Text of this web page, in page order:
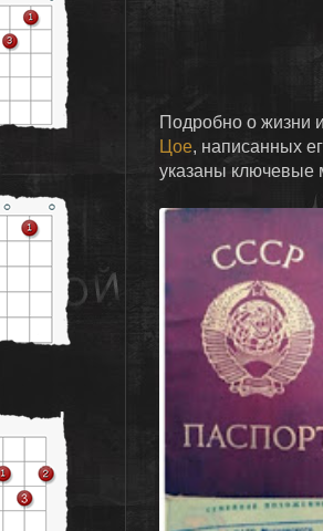
Подробно о жизни
Цое, написанных
указаны ключевые